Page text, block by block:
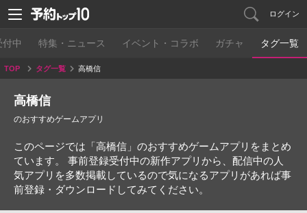
ログイン
中 特集・ニュース イベント・コラボ ガチャ タグ一覧
TOP タグ一覧 高橋信
高橋信
のおすすめゲームアプリ
このページでは「高橋信」のおすすめゲームアプリをまとめ
ています。 事前登録受付中の新作アプリから、配信中の人
気アプリを多数掲載しているので気になるアプリがあれば事
前登録・ダウンロードしてみてください。